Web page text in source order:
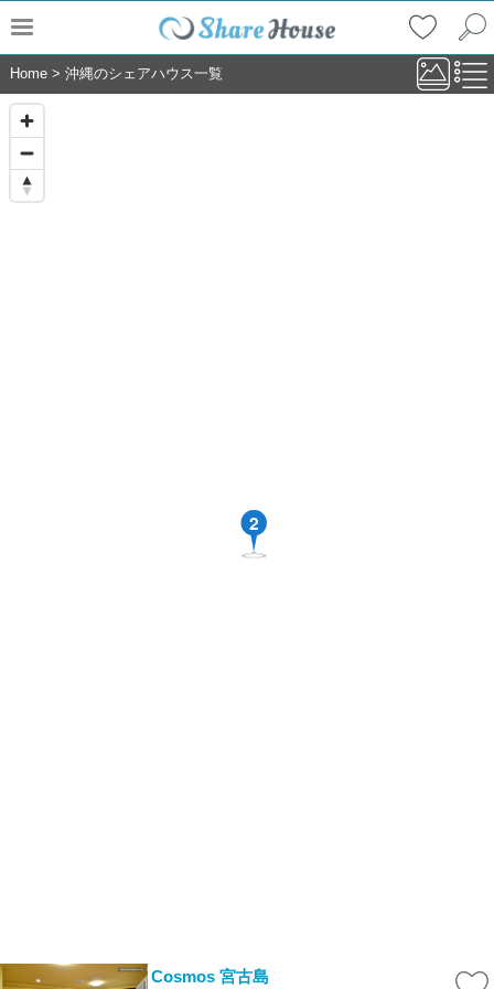
Home > 沖縄のシェアハウス一覧
2
Cosmos 宮古島